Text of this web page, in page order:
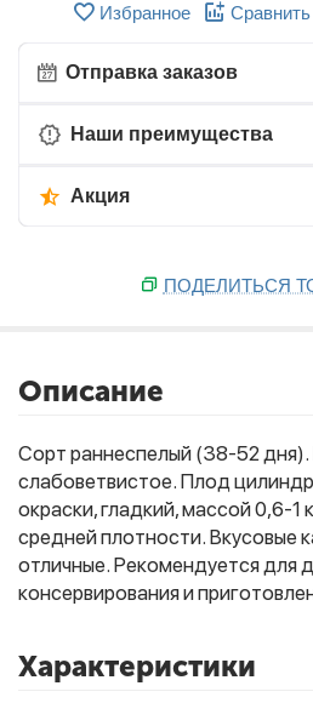
Избранное Сравнить
Отправка заказов
Наши преимущества
Акция
ПОДЕЛИТЬСЯ
Описание
Сорт раннеспелый (38-52 дня).
слабоветвистое. Плод
окраски, гладкий, массой 0,6-1
средней плотности. Вкусовые
отличные. Рекомендуется для
консервирования и
Характеристики